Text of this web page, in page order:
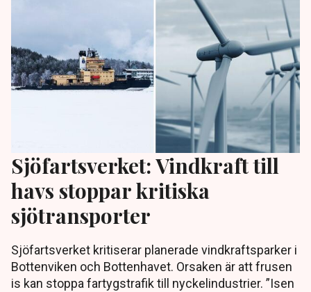
Sjöfartsverket: Vindkraft till
havs stoppar kritiska
sjötransporter
Sjöfartsverket kritiserar planerade vindkraftsparker i
Bottenviken och Bottenhavet. Orsaken är att frusen
is kan stoppa fartygstrafik till nyckelindustrier. ”Isen